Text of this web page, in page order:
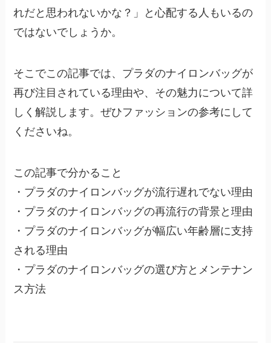
れだと思われないかな？」と心配する人もいるの
ではないでしょうか。
そこでこの記事では、プラダのナイロンバッグが
再び注目されている理由や、その魅力について詳
しく解説します。ぜひファッションの参考にして
くださいね。
この記事で分かること
・プラダのナイロンバッグが流行遅れでない理由
・プラダのナイロンバッグの再流行の背景と理由
・プラダのナイロンバッグが幅広い年齢層に支持
される理由
・プラダのナイロンバッグの選び方とメンテナン
ス方法